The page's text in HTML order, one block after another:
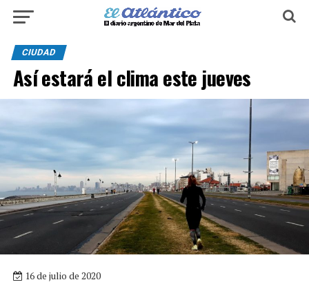
CIUDAD
Así estará el clima este jueves
16 de julio de 2020